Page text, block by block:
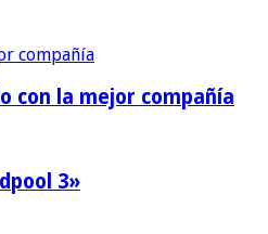
con la mejor compañía
3»